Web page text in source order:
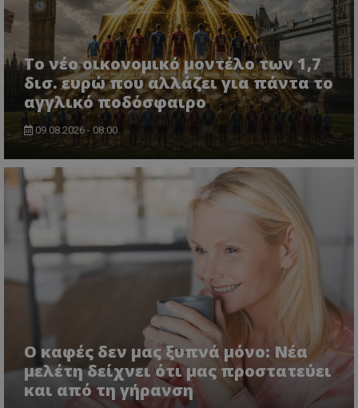
Το νέο οικονομικό μοντέλο των 1,7
δισ. ευρώ που αλλάζει για πάντα το
αγγλικό ποδόσφαιρο
09.08.2026 - 08:00
Ο καφές δεν μας ξυπνά μόνο: Νέα
μελέτη δείχνει ότι μας προστατεύει
και από τη γήρανση